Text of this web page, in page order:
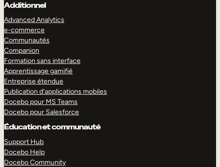
Additionnel
Advanced Analytics
e-commerce
Communautés
Companion
Formation sans interface
Apprentissage gamifié
Entreprise étendue
Publication d’applications mobiles
Docebo pour MS Teams
Docebo pour Salesforce
Éducation et communauté
Support Hub
Docebo Help
Docebo Community